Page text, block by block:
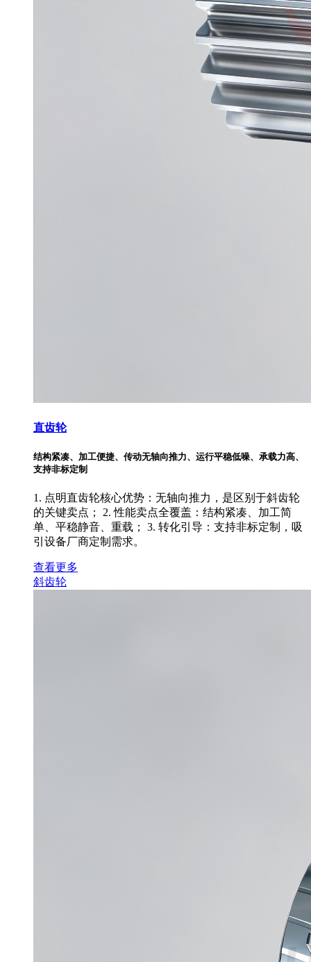
直齿轮
结构紧凑、加工便捷、传动无轴向推力、运行平稳低噪、承载力高、
支持非标定制
1. 点明直齿轮核心优势：无轴向推力，是区别于斜齿轮
的关键卖点； 2. 性能卖点全覆盖：结构紧凑、加工简
单、平稳静音、重载； 3. 转化引导：支持非标定制，吸
引设备厂商定制需求。
查看更多
斜齿轮